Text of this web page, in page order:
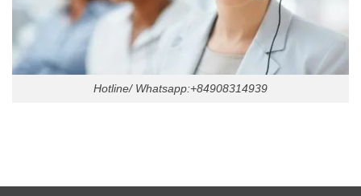
Hotline/ Whatsapp:+84908314939